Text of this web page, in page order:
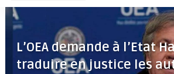
L’OEA demande à l’Etat
traduire en justice les